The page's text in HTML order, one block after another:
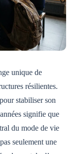
unique de
résilientes.
stabiliser son
signifie que
du mode de vie
seulement une